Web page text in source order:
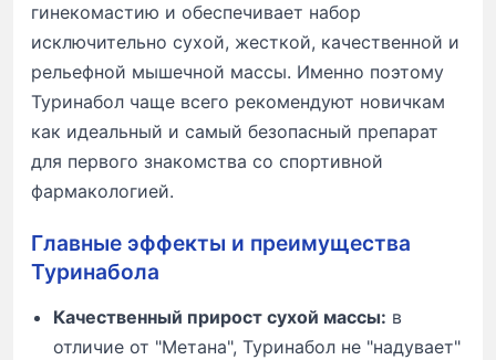
гинекомастию и обеспечивает набор
исключительно сухой, жесткой, качественной и
рельефной мышечной массы. Именно поэтому
Туринабол чаще всего рекомендуют новичкам
как идеальный и самый безопасный препарат
для первого знакомства со спортивной
фармакологией.
Главные эффекты и преимущества
Туринабола
Качественный прирост сухой массы: в
отличие от "Метана", Туринабол не "надувает"